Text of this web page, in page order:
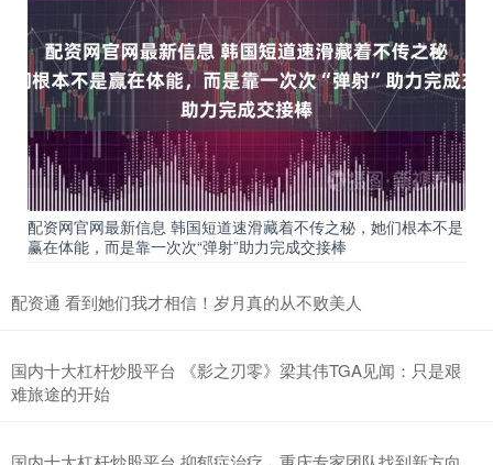
配资网官网最新信息 韩国短道速滑藏着不传之秘，她们根本不是
赢在体能，而是靠一次次“弹射”助力完成交接棒
配资通 看到她们我才相信！岁月真的从不败美人
国内十大杠杆炒股平台 《影之刃零》梁其伟TGA见闻：只是艰
难旅途的开始